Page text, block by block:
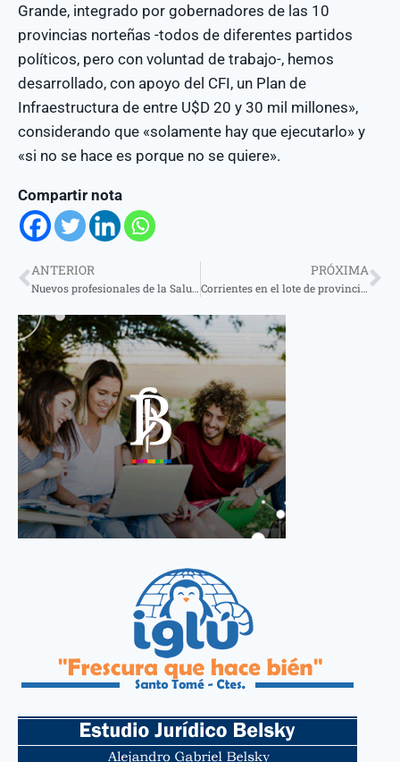
Grande, integrado por gobernadores de las 10
provincias norteñas -todos de diferentes partidos
políticos, pero con voluntad de trabajo-, hemos
desarrollado, con apoyo del CFI, un Plan de
Infraestructura de entre U$D 20 y 30 mil millones»,
considerando que «solamente hay que ejecutarlo» y
«si no se hace es porque no se quiere».
Compartir nota
ANTERIOR
Nuevos profesionales de la Salud egresaron de la Facultad Barceló
PRÓXIMA
Corrientes en el lote de provincias con menor tasa de empleados públicos